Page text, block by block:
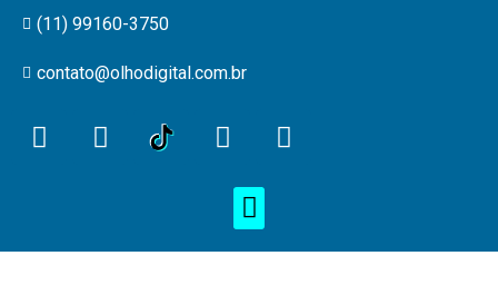
(11) 99160-3750
contato@olhodigital.com.br